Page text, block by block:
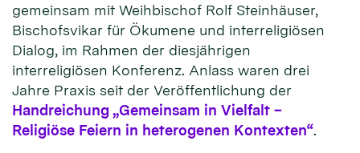
gemeinsam mit Weihbischof Rolf Steinhäuser,
Bischofsvikar für Ökumene und interreligiösen
Dialog, im Rahmen der diesjährigen
interreligiösen Konferenz. Anlass waren drei
Jahre Praxis seit der Veröffentlichung der
Handreichung „Gemeinsam in Vielfalt –
Religiöse Feiern in heterogenen Kontexten“.